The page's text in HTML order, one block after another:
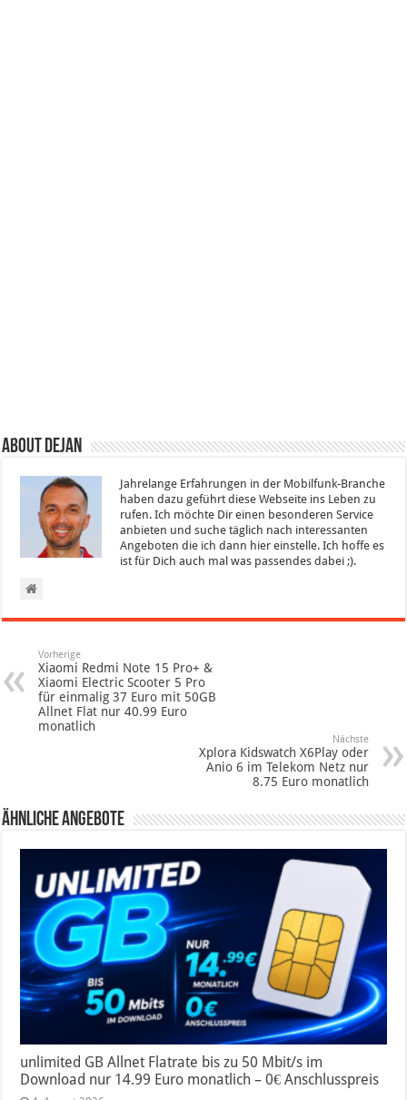
About Dejan
Jahrelange Erfahrungen in der Mobilfunk-Branche
haben dazu geführt diese Webseite ins Leben zu
rufen. Ich möchte Dir einen besonderen Service
anbieten und suche täglich nach interessanten
Angeboten die ich dann hier einstelle. Ich hoffe es
ist für Dich auch mal was passendes dabei ;).
Vorherige
Xiaomi Redmi Note 15 Pro+ &
Xiaomi Electric Scooter 5 Pro
für einmalig 37 Euro mit 50GB
Allnet Flat nur 40.99 Euro
monatlich
Nächste
Xplora Kidswatch X6Play oder
Anio 6 im Telekom Netz nur
8.75 Euro monatlich
Ähnliche Angebote
unlimited GB Allnet Flatrate bis zu 50 Mbit/s im
Download nur 14.99 Euro monatlich – 0€ Anschlusspreis